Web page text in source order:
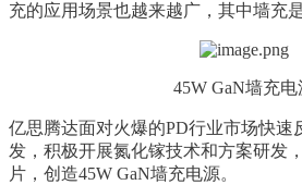
充的应用场景也越来越广，其中墙充
45W GaN墙充电
亿思腾达面对火爆的PD行业市场快速
发，积极开展氮化镓技术和方案研发
片，创造45W GaN墙充电源。